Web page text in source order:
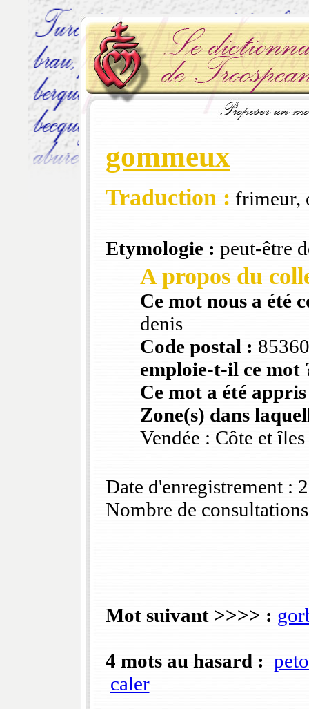
gommeux
Traduction : frimeur,
Etymologie : peut-être
A propos du
Ce mot nous a été
denis
Code postal :
emploie-t-il ce mot
Ce mot a été
Zone(s) dans
Vendée : Côte et îles
Date d'enregistrement :
Nombre de
Mot suivant >>>> :
4 mots au hasard :
caler